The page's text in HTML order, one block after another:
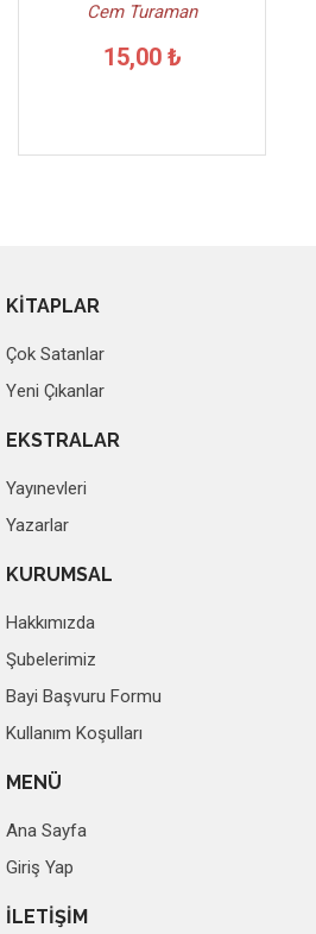
Cem Turaman
15,00 ₺
KİTAPLAR
Çok Satanlar
Yeni Çıkanlar
EKSTRALAR
Yayınevleri
Yazarlar
KURUMSAL
Hakkımızda
Şubelerimiz
Bayi Başvuru Formu
Kullanım Koşulları
MENÜ
Ana Sayfa
Giriş Yap
İLETİŞİM